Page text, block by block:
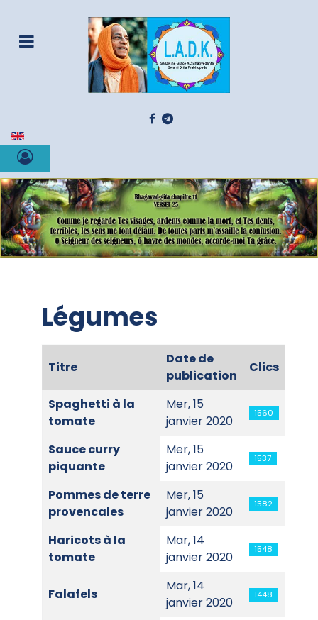
Sélectionnez votre langue
Légumes
Articles
Titre
Date de
publication
Clics
Spaghetti à la
tomate
Mer, 15
janvier 2020
1560
Sauce curry
piquante
Mer, 15
janvier 2020
1537
Pommes de terre
provencales
Mer, 15
janvier 2020
1582
Haricots à la
tomate
Mar, 14
janvier 2020
1548
Falafels
Mar, 14
janvier 2020
1448